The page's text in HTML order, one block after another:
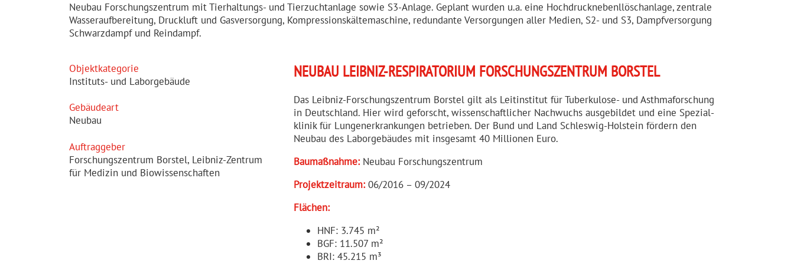
Neubau Forschungszentrum mit Tierhaltungs- und Tierzuchtanlage sowie S3-Anlage. Geplant wurden u.a. eine Hochdrucknebenllöschanlage, zentrale
Wasseraufbereitung, Druckluft und Gasversorgung, Kompressionskältemaschine, redundante Versorgungen aller Medien, S2- und S3, Dampfversorgung
Schwarzdampf und Reindampf.
Objekt­ka­tegorie
Instituts- und Laborgebäude
Gebäudeart
Neubau
Auftraggeber
Forschungs­zentrum Borstel, Leibniz-Zentrum
für Medizin und Biowis­sen­schaften
NEUBAU LEIBNIZ-RESPIRA­TORIUM FORSCHUNGS­ZENTRUM BORSTEL
Das Leibniz-Forschungs­zentrum Borstel gilt als Leitin­stitut für Tuberkulose- und Asthma­for­schung
in Deutschland. Hier wird geforscht, wissen­schaft­licher Nachwuchs ausgebildet und eine Spezial­
klinik für Lungen­er­kran­kungen betrieben. Der Bund und Land Schleswig-Holstein fördern den
Neubau des Laborge­bäudes mit insgesamt 40 Millionen Euro.
Baumaßnahme: Neubau Forschungs­zentrum
Projekt­zeitraum:06/2016 – 09/2024
Flächen:
HNF: 3.745 m²
BGF: 11.507 m²
BRI: 45.215 m³